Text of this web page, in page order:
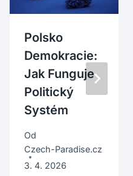
Polsko
Demokracie:
Jak Funguje
Politický
Systém
Od
Czech-Paradise.cz
3. 4. 2026